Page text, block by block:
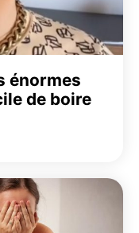
énormes
de boire